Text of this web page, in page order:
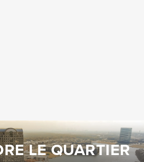
LE QUARTIER